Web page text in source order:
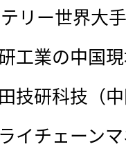
リー世界大
工業の中国
技研科技（
イチェーン